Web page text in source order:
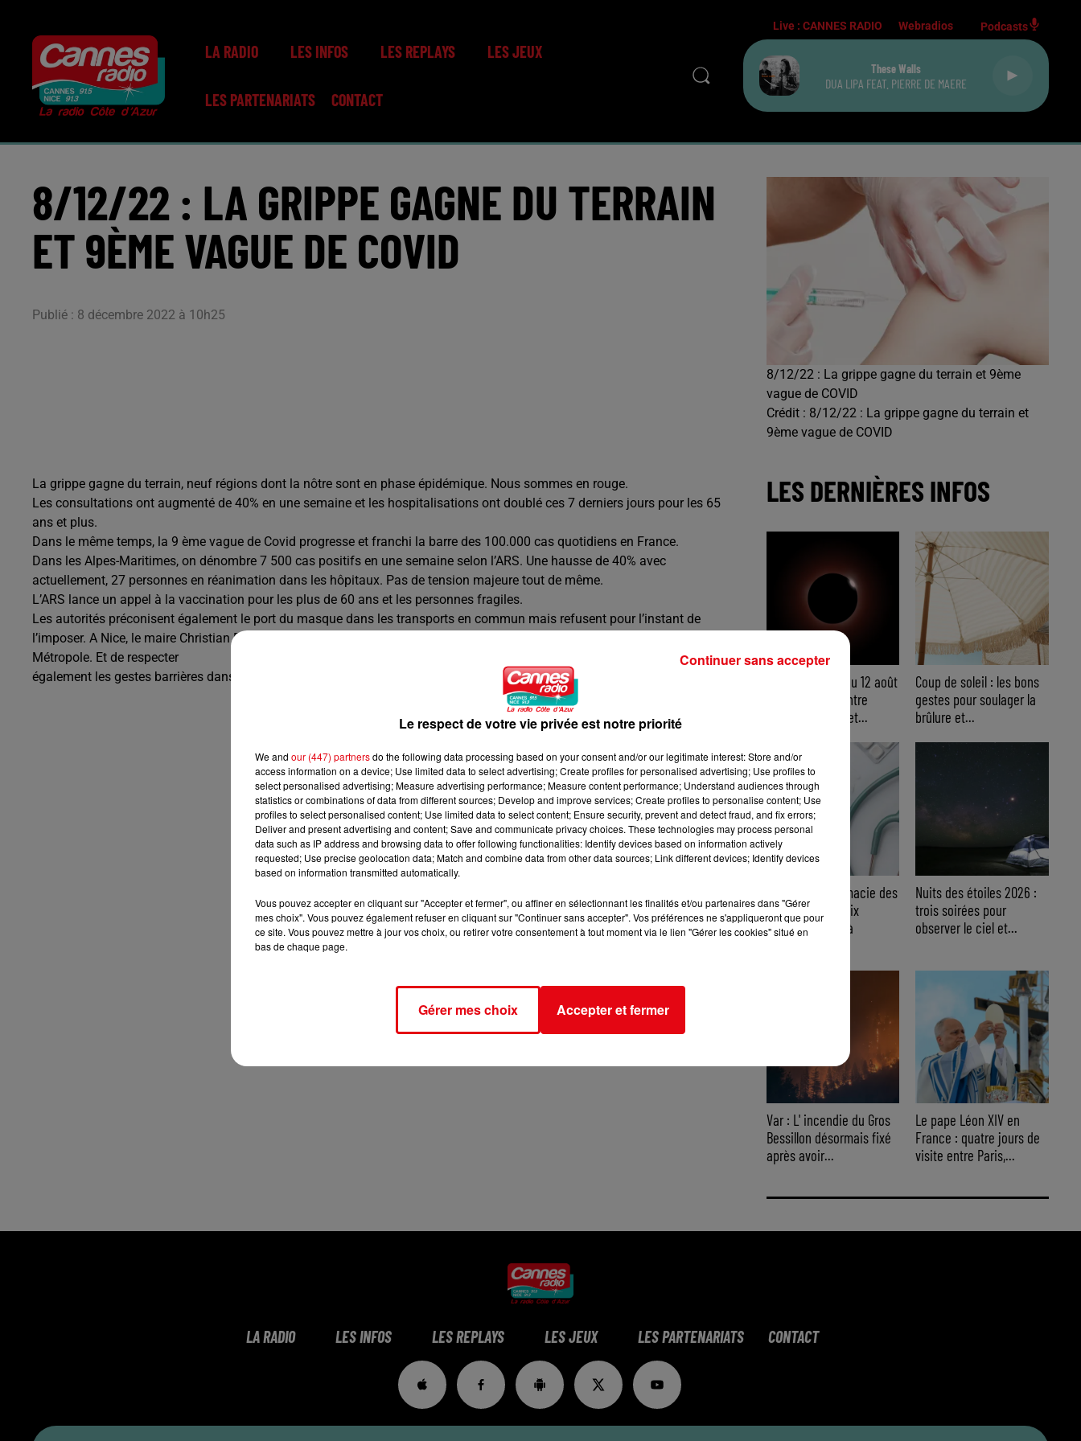
LA RADIO LES INFOS LES REPLAYS LES JEUX
LES PARTENARIATS CONTACT
Live :CANNES RADIO Webradios Podcasts
These Walls
DUA LIPA FEAT. PIERRE DE MAERE
8/12/22 : LA GRIPPE GAGNE DU TERRAIN
ET 9ÈME VAGUE DE COVID
Publié : 8 décembre 2022 à 10h25
8/12/22 : La grippe gagne du terrain et 9ème
vague de COVID
Crédit : 8/12/22 : La grippe gagne du terrain et
9ème vague de COVID
La grippe gagne du terrain, neuf régions dont la nôtre sont en phase épidémique. Nous sommes en rouge.
Les consultations ont augmenté de 40% en une semaine et les hospitalisations ont doublé ces 7 derniers jours pour les 65
ans et plus.
Dans le même temps, la 9 ème vague de Covid progresse et franchi la barre des 100.000 cas quotidiens en France.
Dans les Alpes-Maritimes, on dénombre 7 500 cas positifs en une semaine selon l’ARS. Une hausse de 40% avec
actuellement, 27 personnes en réanimation dans les hôpitaux. Pas de tension majeure tout de même.
L’ARS lance un appel à la vaccination pour les plus de 60 ans et les personnes fragiles.
Les autorités préconisent également le port du masque dans les transports en commun mais refusent pour l’instant de
l’imposer. A Nice, le maire Christian Estrosi recommande fortement de remettre le masque dans le tram et les bus de la
Métropole. Et de respecter
également les gestes barrières dans les lieux fréquentés et fermés.
LES DERNIÈRES INFOS
Éclipse solaire du 12 août
: où l’observer entre
Cannes et Nice et...
Coup de soleil : les bons
gestes pour soulager la
brûlure et...
Trousse à pharmacie des
vacances : les dix
indispensables à
Nuits des étoiles 2026 :
trois soirées pour
observer le ciel et...
Var : L' incendie du Gros
Bessillon désormais fixé
après avoir...
Le pape Léon XIV en
France : quatre jours de
visite entre Paris,...
LA RADIO LES INFOS LES REPLAYS LES JEUX LES PARTENARIATS CONTACT
Le respect de votre vie privée est notre priorité
We and our (447) partnersdo the following data processing based on your consent and/or our legitimate interest: Store and/or
access information on a device; Use limited data to select advertising; Create profiles for personalised advertising; Use profiles to
select personalised advertising; Measure advertising performance; Measure content performance; Understand audiences through
statistics or combinations of data from different sources; Develop and improve services; Create profiles to personalise content; Use
profiles to select personalised content; Use limited data to select content; Ensure security, prevent and detect fraud, and fix errors;
Deliver and present advertising and content; Save and communicate privacy choices. These technologies may process personal
data such as IP address and browsing data to offer following functionalities: Identify devices based on information actively
requested; Use precise geolocation data; Match and combine data from other data sources; Link different devices; Identify devices
based on information transmitted automatically.
Vous pouvez accepter en cliquant sur "Accepter et fermer", ou affiner en sélectionnant les finalités et/ou partenaires dans "Gérer
mes choix". Vous pouvez également refuser en cliquant sur "Continuer sans accepter". Vos préférences ne s'appliqueront que pour
ce site. Vous pouvez mettre à jour vos choix, ou retirer votre consentement à tout moment via le lien "Gérer les cookies" situé en
bas de chaque page.
Gérer mes choix Accepter et fermer
Continuer sans accepter